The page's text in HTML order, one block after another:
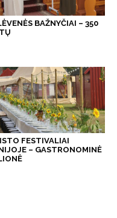
BAŽNYČIAI – 350
FESTIVALIAI
– GASTRONOMINĖ